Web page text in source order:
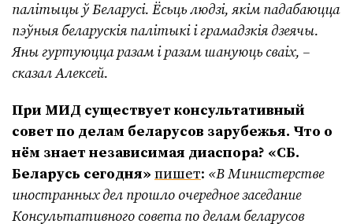
палітыцы ў Беларусі. Ёсьць людзі, якім падабаюцца
пэўныя беларускія палітыкі і грамадзкія дзеячы.
Яны гуртуюцца разам і разам шануюць сваіх, –
сказал Алексей.
При МИД существует консультативный
совет по делам беларусов зарубежья. Что о
нём знает независимая диаспора? «СБ.
Беларусь сегодня» пишет: «В Министерстве
иностранных дел прошло очередное заседание
Консультативного совета по делам беларусов